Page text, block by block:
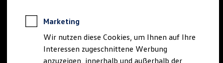
Rekuperation
Laden unterwegs
Laden Zuhause
Ladestationen finden
Marketing
Wir nutzen diese Cookies, um Ihnen auf Ihre
Interessen zugeschnittene Werbung
anzuzeigen, innerhalb und außerhalb der